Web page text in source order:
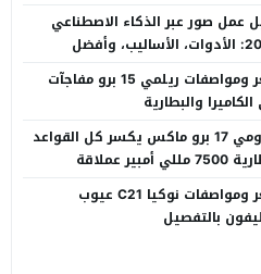
عمل صور عبر الذكاء الاصطناعي
2026: الأدوات، الأساليب، وأفضل
سعر ومواصفات ريلمي 15 برو مفاجآت
والبطارية
شاومي 17 برو ماكس يكسر كل القواعد
مللي أمبير عملاقة
سعر ومواصفات نوكيا C21 عيوب
بالتفصيل